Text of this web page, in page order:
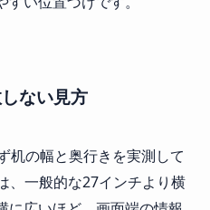
ない見方
机の幅と奥行きを実測して
、一般的な27インチより横